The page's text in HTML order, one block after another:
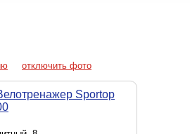
отключить фото
Sportop